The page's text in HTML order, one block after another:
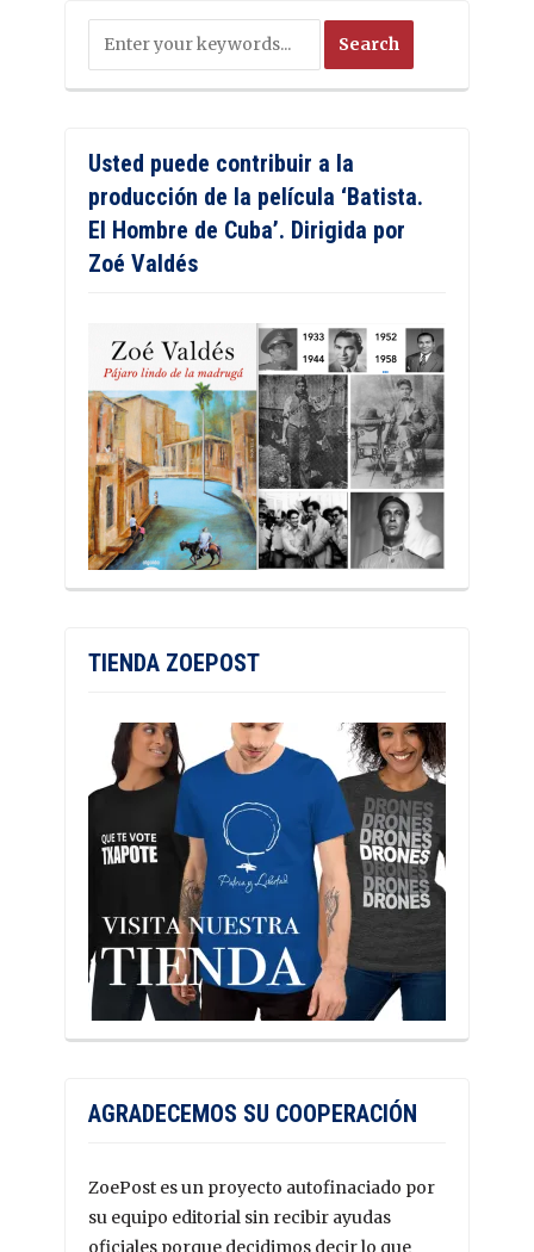
Usted puede contribuir a la
producción de la película ‘Batista.
El Hombre de Cuba’. Dirigida por
Zoé Valdés
TIENDA ZOEPOST
AGRADECEMOS SU COOPERACIÓN
ZoePost es un proyecto autofinaciado por
su equipo editorial sin recibir ayudas
oficiales porque decidimos decir lo que